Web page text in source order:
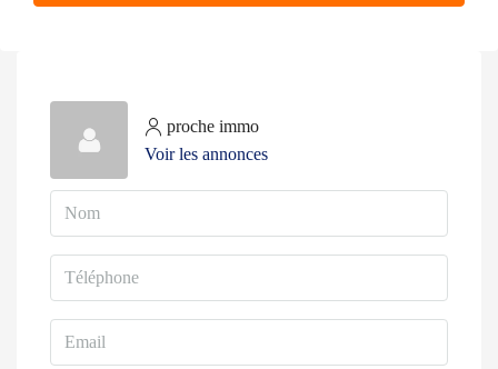
proche immo
Voir les annonces